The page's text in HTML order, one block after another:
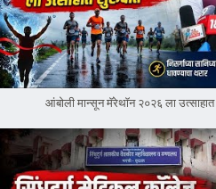
आंबोली मान्सून मॅरेथॉन २०२६ ला